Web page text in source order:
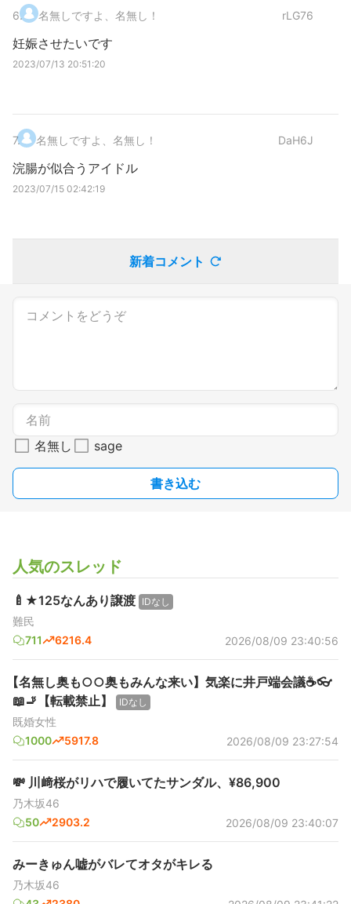
6. 名無しですよ、名無し！ rLG76
妊娠させたいです
2023/07/13 20:51:20
7. 名無しですよ、名無し！ DaH6J
浣腸が似合うアイドル
2023/07/15 02:42:19
新着コメント
名無し sage
書き込む
人気のスレッド
🍼★125なんあり譲渡 IDなし
難民
711
6216.4 2026/08/09 23:40:56
【名無し奥も○○奥もみんな来い】気楽に井戸端会議☕️👓️
📖🚬【転載禁止】
IDなし
既婚女性
1000
5917.8 2026/08/09 23:27:54
💸 川﨑桜がリハで履いてたサンダル、¥86,900
乃木坂46
50
2903.2 2026/08/09 23:40:07
みーきゅん嘘がバレてオタがキレる
乃木坂46